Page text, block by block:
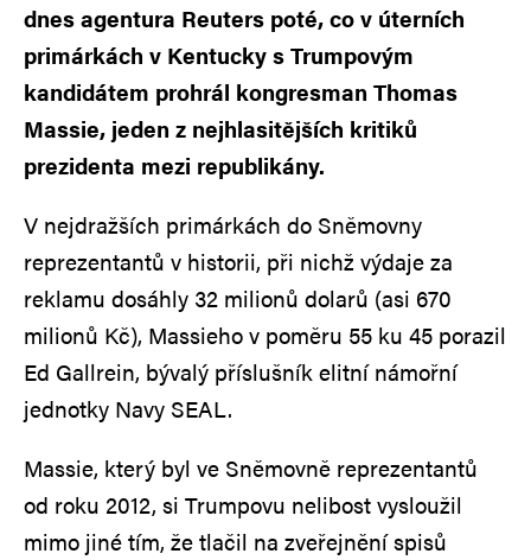
dnes agentura Reuters poté, co v úterních
primárkách v Kentucky s Trumpovým
kandidátem prohrál kongresman Thomas
Massie, jeden z nejhlasitějších kritiků
prezidenta mezi republikány.
V nejdražších primárkách do Sněmovny
reprezentantů v historii, při nichž výdaje za
reklamu dosáhly 32 milionů dolarů (asi 670
milionů Kč), Massieho v poměru 55 ku 45 porazil
Ed Gallrein, bývalý příslušník elitní námořní
jednotky Navy SEAL.
Massie, který byl ve Sněmovně reprezentantů
od roku 2012, si Trumpovu nelibost vysloužil
mimo jiné tím, že tlačil na zveřejnění spisů